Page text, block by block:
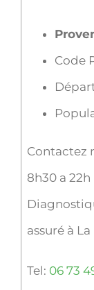
Code
Contactez
8h30 a 22h
assuré à
Tel: 06 73